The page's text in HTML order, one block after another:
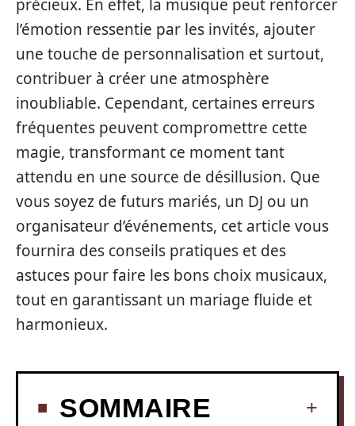
précieux. En effet, la musique peut renforcer
l’émotion ressentie par les invités, ajouter
une touche de personnalisation et surtout,
contribuer à créer une atmosphère
inoubliable. Cependant, certaines erreurs
fréquentes peuvent compromettre cette
magie, transformant ce moment tant
attendu en une source de désillusion. Que
vous soyez de futurs mariés, un DJ ou un
organisateur d’événements, cet article vous
fournira des conseils pratiques et des
astuces pour faire les bons choix musicaux,
tout en garantissant un mariage fluide et
harmonieux.
SOMMAIRE